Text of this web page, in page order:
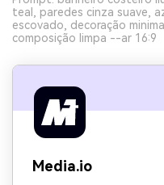
teal, paredes cinza suave,
escovado, decoração
composição limpa --ar 16:9
Media.io